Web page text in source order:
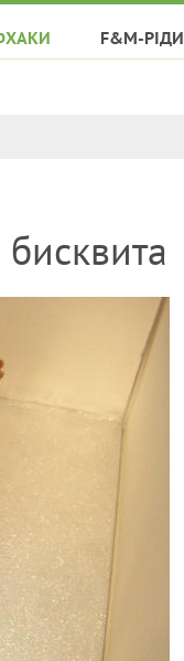
F&M-РІДИ